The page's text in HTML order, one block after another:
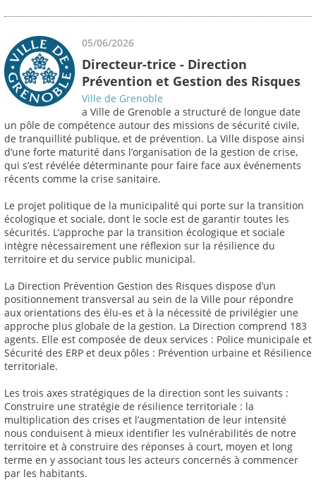
05/06/2026
Directeur-trice - Direction
Prévention et Gestion des Risques
Ville de Grenoble
a Ville de Grenoble a structuré de longue date
un pôle de compétence autour des missions de sécurité civile,
de tranquillité publique, et de prévention. La Ville dispose ainsi
d’une forte maturité dans l’organisation de la gestion de crise,
qui s’est révélée déterminante pour faire face aux événements
récents comme la crise sanitaire.
Le projet politique de la municipalité qui porte sur la transition
écologique et sociale, dont le socle est de garantir toutes les
sécurités. L’approche par la transition écologique et sociale
intègre nécessairement une réflexion sur la résilience du
territoire et du service public municipal.
La Direction Prévention Gestion des Risques dispose d’un
positionnement transversal au sein de la Ville pour répondre
aux orientations des élu-es et à la nécessité de privilégier une
approche plus globale de la gestion. La Direction comprend 183
agents. Elle est composée de deux services : Police municipale et
Sécurité des ERP et deux pôles : Prévention urbaine et Résilience
territoriale.
Les trois axes stratégiques de la direction sont les suivants :
Construire une stratégie de résilience territoriale : la
multiplication des crises et l’augmentation de leur intensité
nous conduisent à mieux identifier les vulnérabilités de notre
territoire et à construire des réponses à court, moyen et long
terme en y associant tous les acteurs concernés à commencer
par les habitants.